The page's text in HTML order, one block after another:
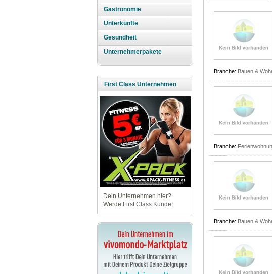
Gastronomie
Unterkünfte
Gesundheit
Unternehmerpakete
First Class Unternehmen
Dein Unternehmen hier?
Werde First Class Kunde!
Branche: Bauen &
Branche:
Branche: Bauen &